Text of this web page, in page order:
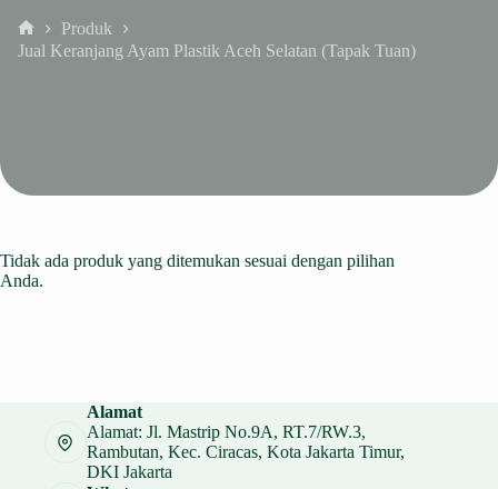
Home
Produk
Jual Keranjang Ayam Plastik Aceh Selatan (Tapak Tuan)
Tidak ada produk yang ditemukan sesuai dengan pilihan
Anda.
Alamat
Alamat: Jl. Mastrip No.9A, RT.7/RW.3,
Rambutan, Kec. Ciracas, Kota Jakarta Timur,
DKI Jakarta